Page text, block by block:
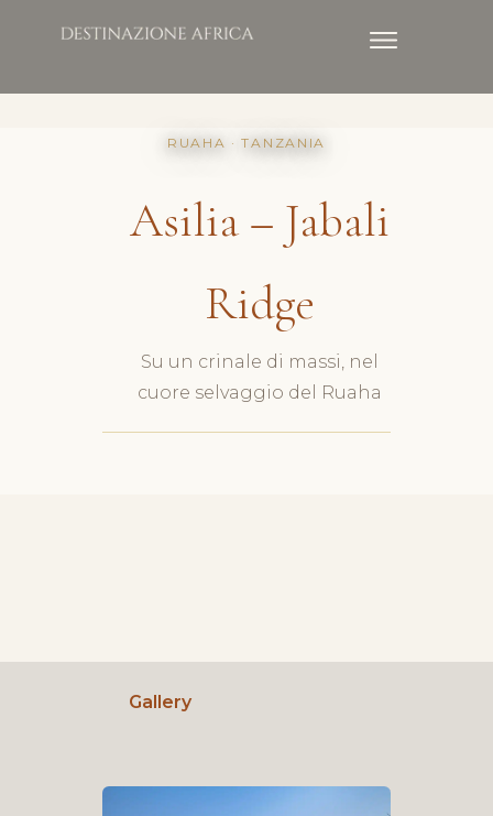
RUAHA · TANZANIA
Asilia – Jabali
Ridge
Su un crinale di massi, nel
cuore selvaggio del Ruaha
Gallery